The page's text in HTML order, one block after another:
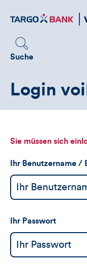
zum
Suche
Login
Sie müssen sich
Ihr Benutzername /
Ihr Passwort